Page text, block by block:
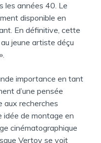
les années 40. Le
disponible en
En définitive, cette
jeune artiste déçu
importance en tant
d’une pensée
aux recherches
idée de montage en
cinématographique
Vertov se voit